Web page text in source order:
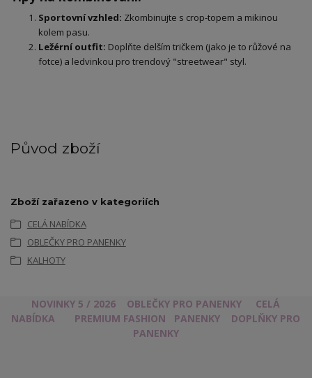
Sportovní vzhled: Zkombinujte s crop-topem a mikinou
kolem pasu.
Ležérní outfit: Doplňte delším tričkem (jako je to růžové na
fotce) a ledvinkou pro trendový "streetwear" styl.
Původ zboží
Zboží zařazeno v kategoriích
CELÁ NABÍDKA
OBLEČKY PRO PANENKY
KALHOTY
NOVINKY 5 / 2026 OBLEČKY PRO PANENKY
CELÁ
NABÍDKA
PREMIUM FASHION PANENKY
DOPLŇKY PRO
PANENKY